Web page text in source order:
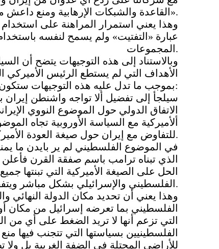
القاعدة والشبكات الإرهابية ومنع داعش من الانبعاث».
وهذا يعني استمرار المراهنة على
عبارة «التفتيت» ولم يسمح لنفسه
المجموعات.
وبالاستناد إلى هذه التوجيهات يتضح أن
الأهداف التي لم يستطع الرئيس الأميركي
بموجب ما تدل عليه هذه التوجيهات ستكون في أغلب الاحتمالات مختلفة عن طريقة سلفه فيما يلي:
الاتفاق الدولي حول الموضوع النووي
ألأميركية مع السياسة الأوروبية تجاه
للتفاوض مع إيران حول صيغة العودة الأميركية لاتفاق خمسة زائد واحد.
الذي تبناه ترامب باسم صفقة القرن
الحل على الصيغة الأميركية التي تبنتها
الفلسطيني والإسرائيلي بشكل مباشر ويتفقان وحدهما على هذا الموضوع دون أن تحدد واشنطن مكانها.
وهذا يعني أن تحديد مكان الدولة النهائي
الفلسطيني بما تعرضه إسرائيل من مكان
التي تزعم أنها لا تريد الضغط على أي
الفلسطينيين بسياستها التي تتجنب فيها
للأراضي المحتلة في الضفة الغربية بل